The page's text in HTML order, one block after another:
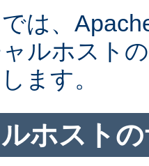
は、
ルホスト
ます。
ホスト